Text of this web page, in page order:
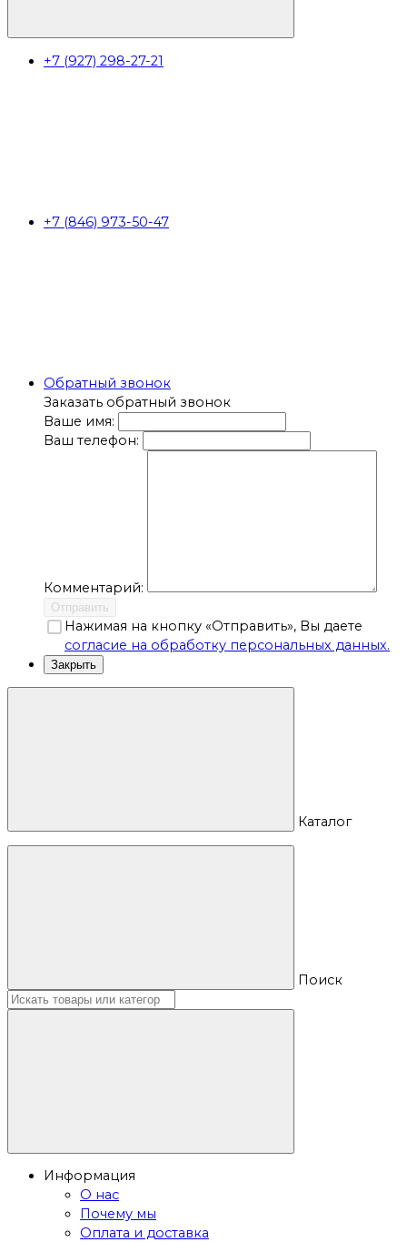
+7 (927) 298-27-21
+7 (846) 973-50-47
Обратный звонок
Заказать обратный звонок
Ваше имя:
Ваш телефон:
Комментарий:
Отправить
Нажимая на кнопку «Отправить», Вы даете
согласие на обработку персональных данных.
Закрыть
Каталог
Поиск
Информация
О нас
Почему мы
Оплата и доставка